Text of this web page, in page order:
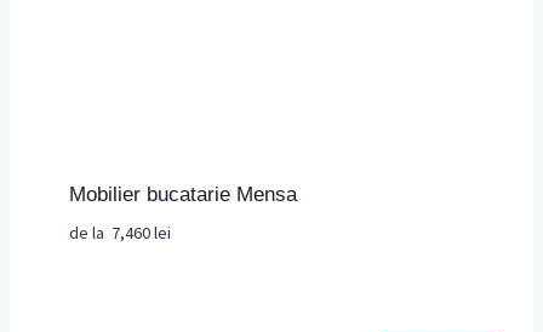
Mobilier bucatarie Mensa
de la 7,460lei